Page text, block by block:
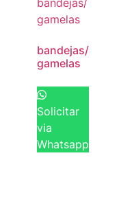
bandejas/
gamelas
Solicitar
via
Whatsapp